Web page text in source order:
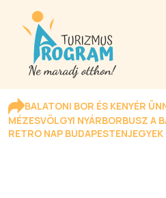
BALATONI BOR ÉS KENYÉR
MÉZESVÖLGYI NYÁRBORBUSZ A
RETRO NAP BUDAPESTENJEGYEK